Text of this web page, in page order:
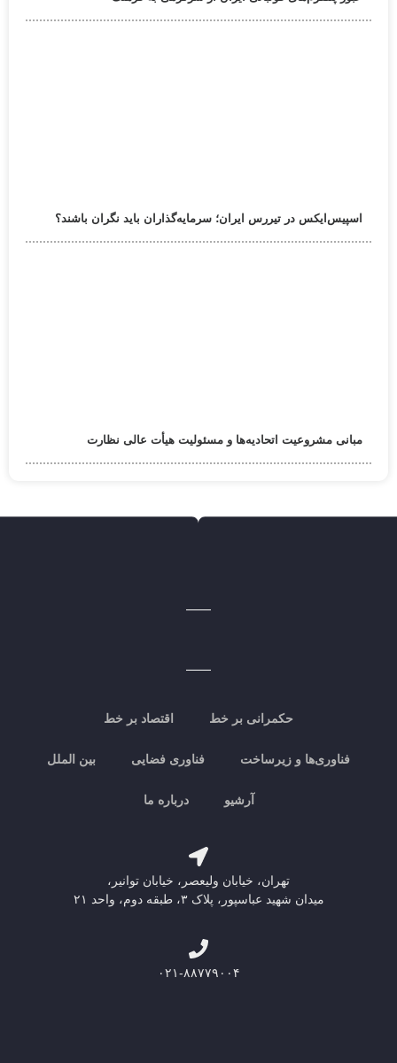
اسپیس‌ایکس در تیررس ایران؛ سرمایه‌گذاران باید نگران باشند؟
مبانی مشروعیت اتحادیه‌ها و مسئولیت هیأت عالی نظارت
حکمرانی بر خط اقتصاد بر خط
فناوری‌ها و زیرساخت فناوری فضایی بین الملل
آرشیو درباره ما
تهران، خیابان ولیعصر، خیابان توانیر،
میدان شهید عباسپور، پلاک ۳، طبقه دوم، واحد ۲۱
۰۲۱-۸۸۷۷۹۰۰۴